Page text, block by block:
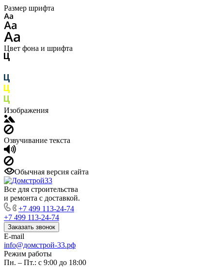
Размер шрифта
Цвет фона и шрифта
Изображения
Озвучивание текста
Обычная версия сайта
Все для строительства
и ремонта с доставкой.
+7 499 113-24-74
+7 499 113-24-74
Заказать звонок
E-mail
info@домстрой-33.рф
Режим работы
Пн. – Пт.: с 9:00 до 18:00